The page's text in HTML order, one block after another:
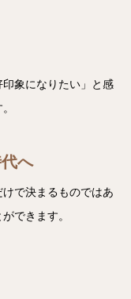
象になりたい」と感
へ
で決まるものではあ
できます。